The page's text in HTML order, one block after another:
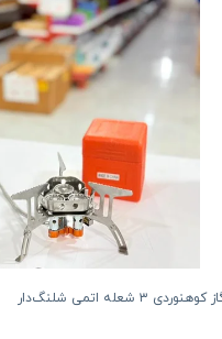
۳ شعله اتمی شلنگ‌دار